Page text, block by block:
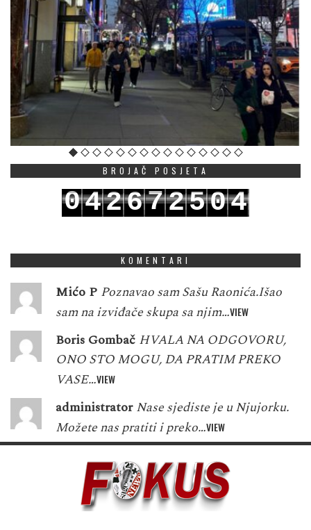
BROJAČ POSJETA
042672504
KOMENTARI
Mićo P Poznavao sam Sašu Raonića.Išao
sam na izviđače skupa sa njim…VIEW
Boris Gombač HVALA NA ODGOVORU,
ONO STO MOGU, DA PRATIM PREKO
VASE…VIEW
administrator Nase sjediste je u Njujorku.
Možete nas pratiti i preko…VIEW